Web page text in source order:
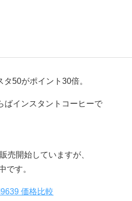
50がポイント30倍。
ばインスタントコーヒーで
売開始していますが、
です。
価格比較